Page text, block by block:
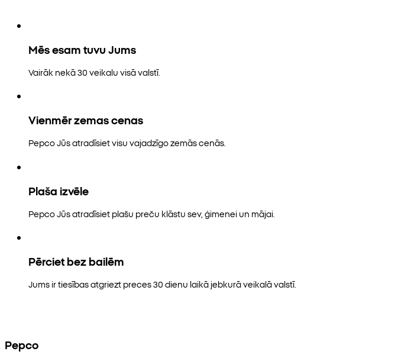
Mēs esam tuvu Jums
Vairāk nekā 30 veikalu visā valstī.
Vienmēr zemas cenas
Pepco Jūs atradīsiet visu vajadzīgo zemās cenās.
Plaša izvēle
Pepco Jūs atradīsiet plašu preču klāstu sev, ģimenei un mājai.
Pērciet bez bailēm
Jums ir tiesības atgriezt preces 30 dienu laikā jebkurā veikalā valstī.
Pepco